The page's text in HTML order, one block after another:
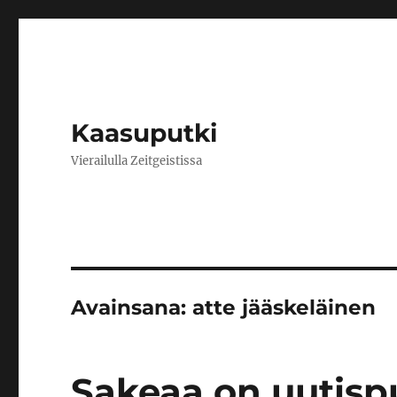
Kaasuputki
Vierailulla Zeitgeistissa
Avainsana:atte jääskeläinen